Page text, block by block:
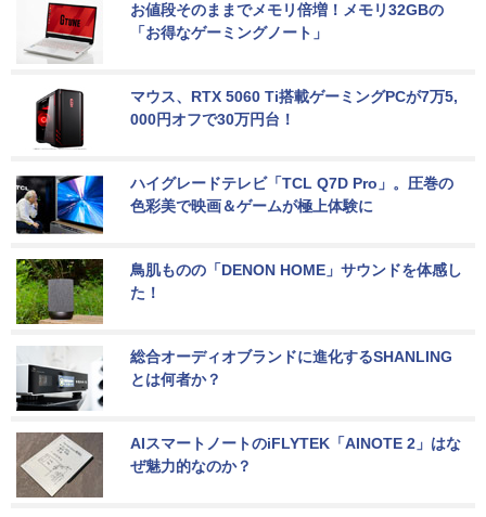
お値段そのままでメモリ倍増！メモリ32GBの
「お得なゲーミングノート」
マウス、RTX 5060 Ti搭載ゲーミングPCが7万5,
000円オフで30万円台！
ハイグレードテレビ「TCL Q7D Pro」。圧巻の
色彩美で映画＆ゲームが極上体験に
鳥肌ものの「DENON HOME」サウンドを体感し
た！
総合オーディオブランドに進化するSHANLING
とは何者か？
AIスマートノートのiFLYTEK「AINOTE 2」はな
ぜ魅力的なのか？